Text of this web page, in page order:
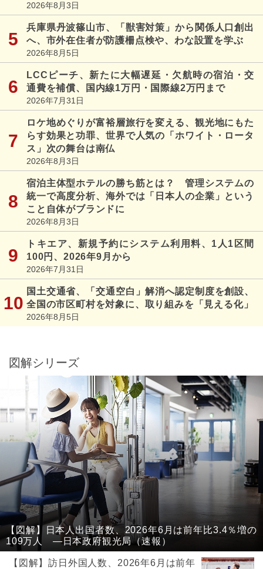
2026年8月3日
兵庫県丹波篠山市、「獣害対策」から関係人口創出
へ、市外在住者が防護柵点検や、わな設置を学ぶ
2026年8月5日
LCCピーチ、新たに大幅遅延・欠航時の宿泊・交
通費を補償、国内線1万円・国際線2万円まで
2026年7月31日
ロケ地めぐりが富裕層旅行を変える、観光地にもた
らす効果と功罪、世界で人気の「ホワイト・ロータ
ス」次の舞台は南仏
2026年8月3日
宿泊主体型ホテルの勝ち筋とは？ 管理システムの
統一で高度分析、海外では「日本人の企業」という
こと自体がブランドに
2026年8月3日
トキエア、新規予約にシステム利用料、1人1区間
100円、2026年9月から
2026年7月31日
国土交通省、「交通空白」解消へ認定制度を創設、
全国の市区町村を対象に、取り組みを「見える化」
2026年8月5日
図解シリーズ
【図解】日本人出国者数、2026年6月は前年比3.4％増の
109万人 ―日本政府観光局（速報）
【図解】訪日外国人数、2026年6月は前年